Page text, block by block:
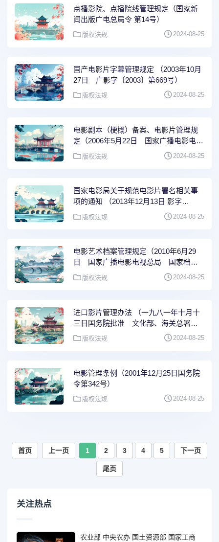
点播影院、点播院线管理规定（国家新
闻出版广电总局令 第14号）
版权法规 2024-08-25
国产电影片字幕管理规定 （2003年10月
27日 广影字〔2003〕第669号）
版权法规 2024-08-25
电影剧本（梗概）备案、电影片管理规
定（2006年5月22日 国家广播电影电视
总局令第52号）
版权法规 2024-08-25
国家电影局关于规范电影片署名相关事
项的通知 （2013年12月13日 影字
〔2013〕618号）
版权法规 2024-08-25
电影艺术档案管理规定（2010年6月29
日 国家广播电影电视总局 国家档案
局令第64号）
版权法规 2024-08-25
进口影片管理办法 （一九八一年十月十
三日国务院批准 文化部、海关总署发
布）
版权法规 2024-08-25
电影管理条例（2001年12月25日国务院
令第342号）
版权法规 2024-08-25
首页 上一页 1 2 3 4 5 下一页
尾页
关注热点
农业部 中央农办 国土资源部 国家工商